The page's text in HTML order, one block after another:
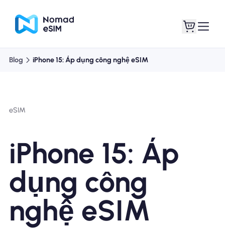
Kế hoạch mua sắm
Giới thiệu về eSIM
Blog iPhone 15: Áp dụng công nghệ eSIM
eSIM
iPhone 15: Áp
dụng công
nghệ eSIM